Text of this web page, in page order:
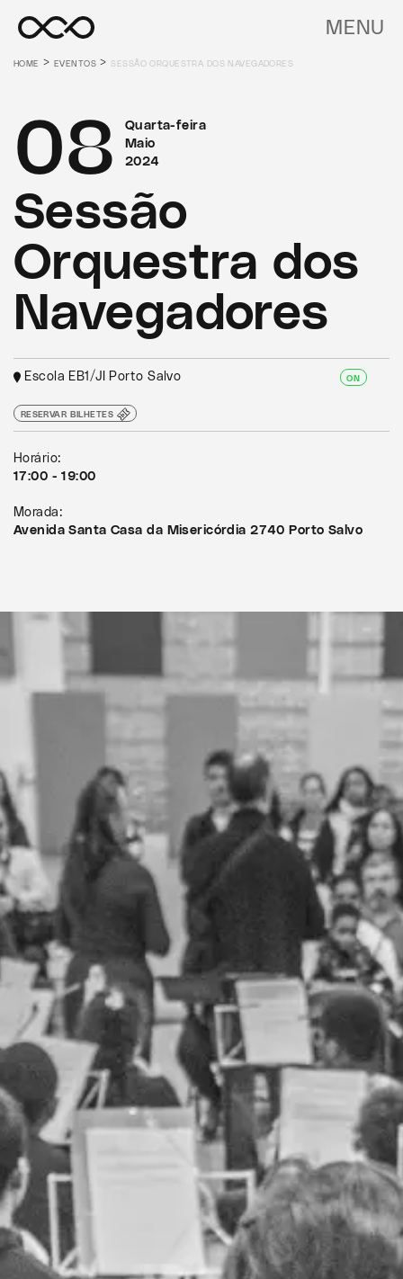
MENU
HOME >EVENTOS > SESSÃO ORQUESTRA DOS NAVEGADORES
Quarta-feira
Maio
2024
08
Sessão
Orquestra dos
Navegadores
Escola EB1/JI Porto Salvo ON
RESERVAR BILHETES
Horário:
17:00 - 19:00
Morada:
Avenida Santa Casa da Misericórdia 2740 Porto Salvo